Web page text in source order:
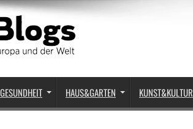
GESUNDHEIT HAUS&GARTEN KUNST&KULTUR